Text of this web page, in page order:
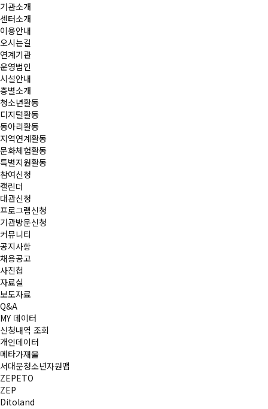
기관소개
센터소개
이용안내
오시는길
연계기관
운영법인
시설안내
층별소개
청소년활동
디지털활동
동아리활동
지역연계활동
문화체험활동
특별지원활동
참여신청
캘린더
대관신청
프로그램신청
기관방문신청
커뮤니티
공지사항
채용공고
사진첩
자료실
보도자료
Q&A
MY 데이터
신청내역 조회
개인데이터
메타가재울
서대문청소년자원맵
ZEPETO
ZEP
Ditoland